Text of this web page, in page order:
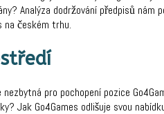
Analýza dodržování předpisů
na českém trhu.
pro pochopení pozice
Jak Go4Games odlišuje svou